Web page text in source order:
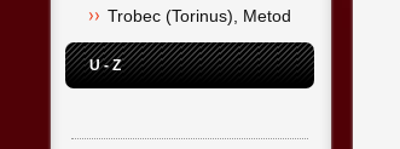
Trobec (Torinus), Metod
U - Z